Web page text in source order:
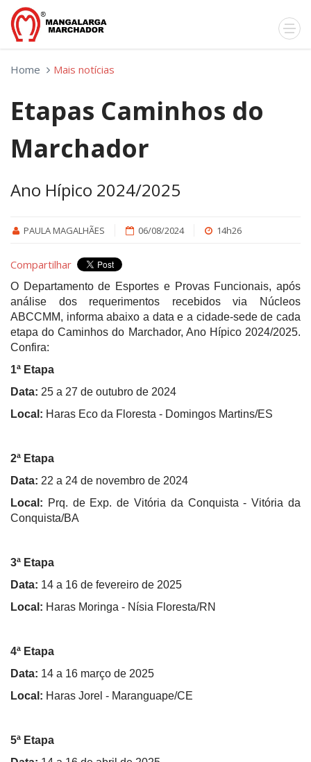
Home Mais notícias
Etapas Caminhos do
Marchador
Ano Hípico 2024/2025
PAULA MAGALHÃES 06/08/2024 14h26
Compartilhar
O Departamento de Esportes e Provas Funcionais, após
análise dos requerimentos recebidos via Núcleos
ABCCMM, informa abaixo a data e a cidade-sede de cada
etapa do Caminhos do Marchador, Ano Hípico 2024/2025.
Confira:
1ª Etapa
Data: 25 a 27 de outubro de 2024
Local: Haras Eco da Floresta - Domingos Martins/ES
2ª Etapa
Data: 22 a 24 de novembro de 2024
Local: Prq. de Exp. de Vitória da Conquista - Vitória da
Conquista/BA
3ª Etapa
Data: 14 a 16 de fevereiro de 2025
Local: Haras Moringa - Nísia Floresta/RN
4ª Etapa
Data: 14 a 16 março de 2025
Local: Haras Jorel - Maranguape/CE
5ª Etapa